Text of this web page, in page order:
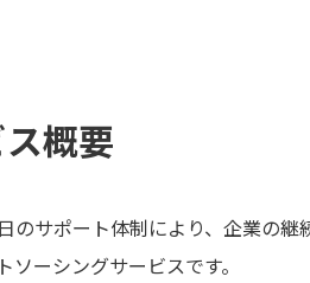
概要
のサポート体制により、企業の
ソーシングサービスです。